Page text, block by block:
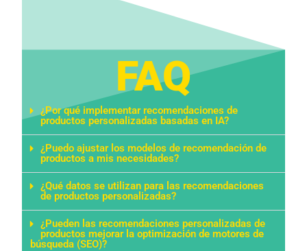
FAQ
¿Por qué implementar recomendaciones de
productos personalizadas basadas en IA?
¿Puedo ajustar los modelos de recomendación de
productos a mis necesidades?
¿Qué datos se utilizan para las recomendaciones
de productos personalizadas?
¿Pueden las recomendaciones personalizadas de
productos mejorar la optimización de motores de
búsqueda (SEO)?